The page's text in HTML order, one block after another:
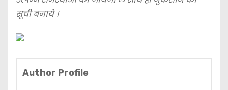
सूची बनाये ।
Author Profile